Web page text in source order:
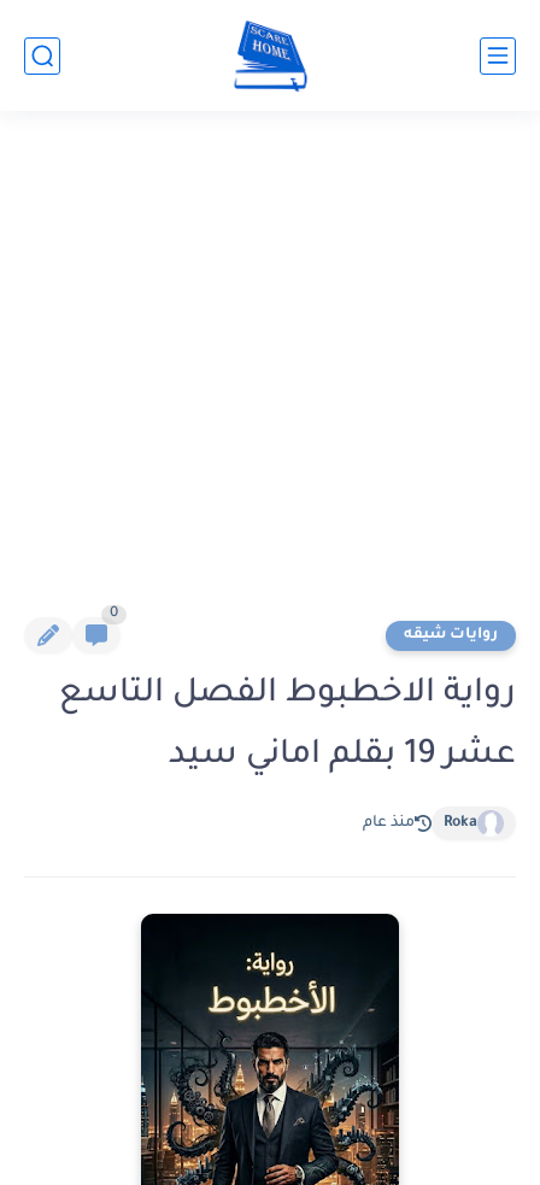
روايات شيقه
0
رواية الاخطبوط الفصل التاسع
عشر 19 بقلم اماني سيد
Roka منذ عام